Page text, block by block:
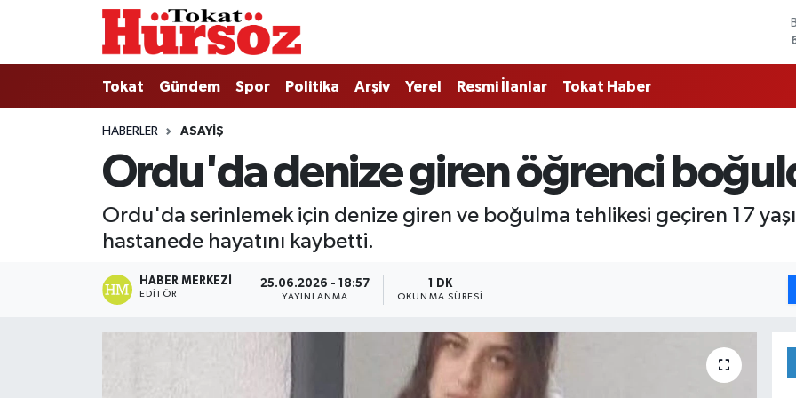
Tokat Gündem Spor Politika Arşiv Yerel Resmi İlanlar Tokat Haber
HABERLER ASAYIŞ
Ordu'da denize giren öğrenci
Ordu'da serinlemek için denize giren ve boğulma tehlikesi geçiren 17
hastanede hayatını kaybetti.
HABER MERKEZI
EDITÖR
25.06.2026 - 18:57
YAYINLANMA
1 DK
OKUNMA SÜRESI
Tokat
Türkiye Gündemi
Gündem
Politika
Nöbetçi Eczaneler
Hava Durumu
Tokat Namaz Vakitleri
Süper Lig Puan Durumu ve Fikstür
Tüm Manşetler